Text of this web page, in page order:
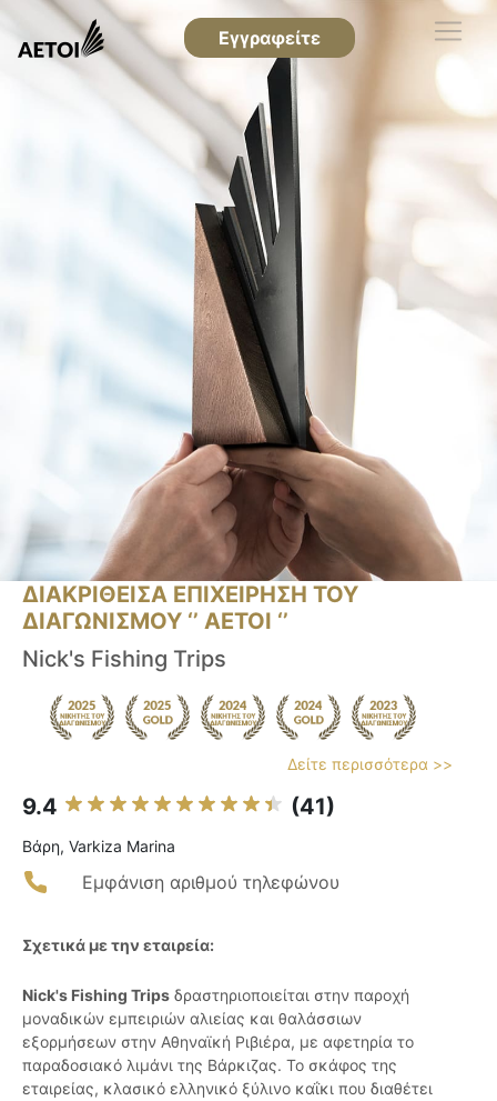
Εγγραφείτε
ΔΙΑΚΡΙΘΕΙΣΑ ΕΠΙΧΕΙΡΗΣΗ ΤΟΥ
ΔΙΑΓΩΝΙΣΜΟΥ ‘’ ΑΕΤΟΙ ‘’
Nick's Fishing Trips
Δείτε περισσότερα >>
9.4 (41)
Βάρη, Varkiza Marina
Εμφάνιση αριθμού τηλεφώνου
Σχετικά με την εταιρεία:
Nick's Fishing Trips δραστηριοποιείται στην παροχή
μοναδικών εμπειριών αλιείας και θαλάσσιων
εξορμήσεων στην Αθηναϊκή Ριβιέρα, με αφετηρία το
παραδοσιακό λιμάνι της Βάρκιζας. Το σκάφος της
εταιρείας, κλασικό ελληνικό ξύλινο καΐκι που διαθέτει